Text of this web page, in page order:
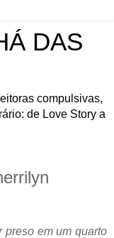
DAS
compulsivas,
de Love Story a
preso em um quarto